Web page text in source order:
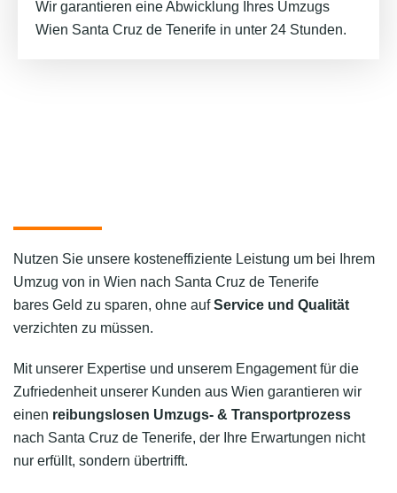
Wir garantieren eine Abwicklung Ihres Umzugs
Wien Santa Cruz de Tenerife in unter 24 Stunden.
Nutzen Sie unsere kosteneffiziente Leistung um bei Ihrem
Umzug von in Wien nach Santa Cruz de Tenerife
bares Geld zu sparen, ohne aufService und Qualität
verzichten zu müssen.
Mit unserer Expertise und unserem Engagement für die
Zufriedenheit unserer Kunden aus Wien garantieren wir
einen reibungslosen Umzugs- & Transportprozess
nach Santa Cruz de Tenerife, der Ihre Erwartungen nicht
nur erfüllt, sondern übertrifft.